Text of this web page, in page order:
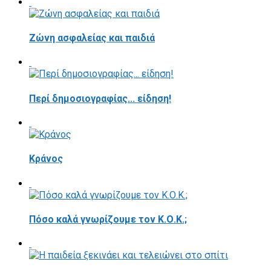
Ζώνη ασφαλείας και παιδιά
Περί δημοσιογραφίας... είδηση!
Κράνος
Πόσο καλά γνωρίζουμε τον Κ.Ο.Κ.;